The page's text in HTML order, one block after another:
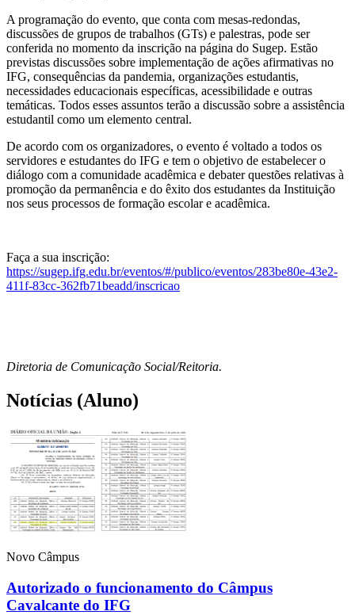
A programação do evento, que conta com mesas-redondas,
discussões de grupos de trabalhos (GTs) e palestras, pode ser
conferida no momento da inscrição na página do Sugep. Estão
previstas discussões sobre implementação de ações afirmativas no
IFG, consequências da pandemia, organizações estudantis,
necessidades educacionais específicas, acessibilidade e outras
temáticas. Todos esses assuntos terão a discussão sobre a assistência
estudantil como um elemento central.
De acordo com os organizadores, o evento é voltado a todos os
servidores e estudantes do IFG e tem o objetivo de estabelecer o
diálogo com a comunidade acadêmica e debater questões relativas à
promoção da permanência e do êxito dos estudantes da Instituição
nos seus processos de formação escolar e acadêmica.
Faça a sua inscrição:
https://sugep.ifg.edu.br/eventos/#/publico/eventos/283be80e-43e2-
411f-83cc-362fb71beadd/inscricao
Diretoria de Comunicação Social/Reitoria.
Notícias (Aluno)
Novo Câmpus
Autorizado o funcionamento do Câmpus
Cavalcante do IFG